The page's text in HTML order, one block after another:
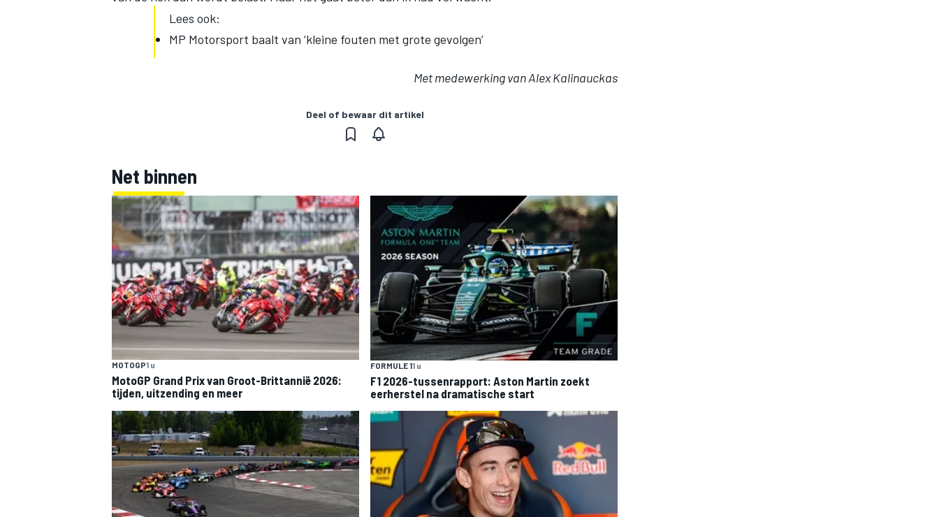
Lees ook:
MP Motorsport baalt van ‘kleine fouten met grote gevolgen’
Met medewerking van Alex Kalinauckas
Deel of bewaar dit artikel
Net binnen
MOTOGP1 u
MotoGP Grand Prix van Groot-Brittannië 2026:
tijden, uitzending en meer
FORMULE 11 u
F1 2026-tussenrapport: Aston Martin zoekt
eerherstel na dramatische start